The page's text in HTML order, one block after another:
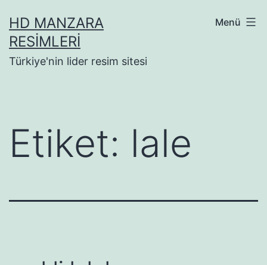
geçHD MANZARA
RESIMLERI
Türkiye'nin lider resim sitesi
Menü
Etiket: lale